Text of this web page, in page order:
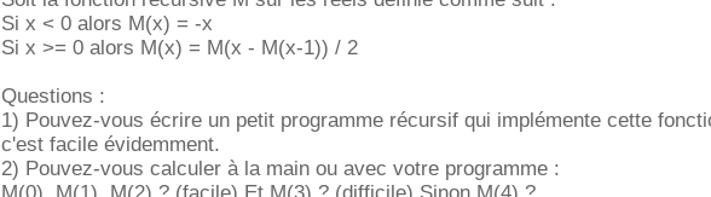
Si x < 0 alors M(x) = -x
Si x >= 0 alors M(x) = M(x - M(x-1)) / 2
Questions :
1) Pouvez-vous écrire un petit programme récursif qui implémente cette
c'est facile évidemment.
2) Pouvez-vous calculer à la main ou avec votre programme :